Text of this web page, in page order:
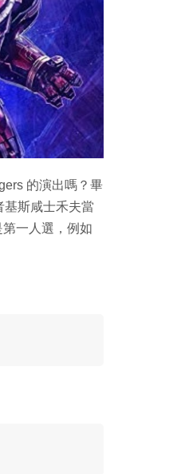
的演出嗎？畢
基斯咸士禾夫當
一人選，例如